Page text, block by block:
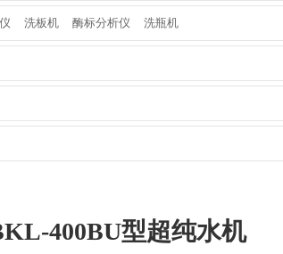
洗板机 酶标分析仪 洗瓶机
400BU型超纯水机